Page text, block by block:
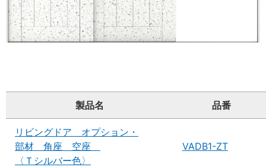
製品名 品番
リビングドア オプション・
部材 角座 空座
〈Ｔシルバー色〉
VADB1-ZT